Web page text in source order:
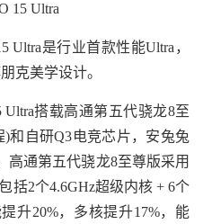
Ultra
是行业首款性能Ultra，
克美学设计。
搭载高通第五代骁龙8至
和自研Q3电竞芯片，安兔兔
高通第五代骁龙8至尊版采用
括2个4.6GHz超级内核 + 6个
升20%，多核提升17%，能